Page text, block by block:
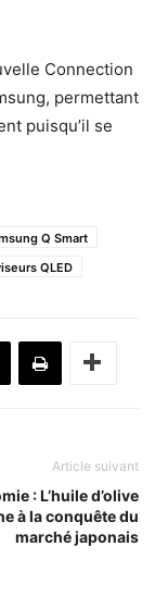
Connection
permettant
puisqu’il se
Q Smart
QLED
Article suivant
: L’huile d’olive
à la conquête du
marché japonais